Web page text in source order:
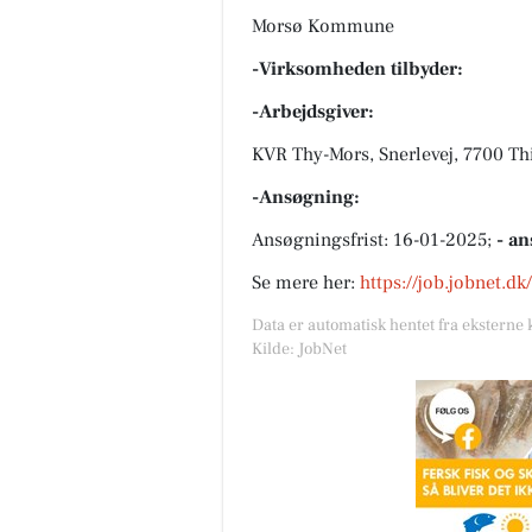
Morsø Kommune
-Virksomheden tilbyder:
-Arbejdsgiver:
KVR Thy-Mors, Snerlevej, 7700
-Ansøgning:
Ansøgningsfrist: 16-01-2025; -
Se mere her: https://
Data er automatisk hentet fra
Kilde: JobNet